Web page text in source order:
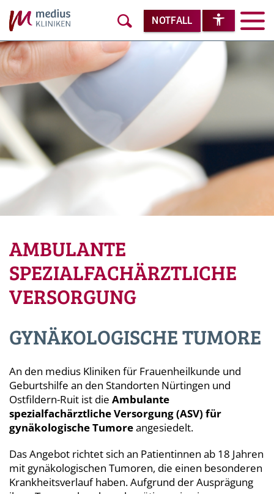
NOTFALL
AMBULANTE
SPEZIALFACHÄRZTLICHE
VERSORGUNG
GYNÄKOLOGISCHE TUMORE
An den medius Kliniken für Frauenheilkunde und
Geburtshilfe an den Standorten Nürtingen und
Ostfildern-Ruit ist die Ambulante
spezialfachärztliche Versorgung (ASV) für
gynäkologische Tumoreangesiedelt.
Das Angebot richtet sich an Patientinnen ab 18 Jahren
mit gynäkologischen Tumoren, die einen besonderen
Krankheitsverlauf haben. Aufgrund der Ausprägung